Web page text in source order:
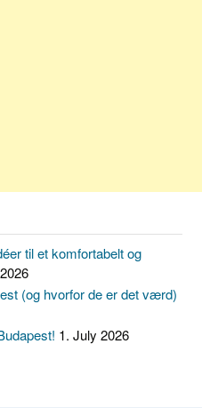
til et komfortabelt og
(og hvorfor de er det værd)
1. July 2026